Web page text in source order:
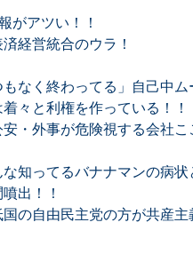
がアツい！！
経営統合のウラ！
なく終わってる」自己中ム
々と利権を作っている！！
・外事が危険視する会社
知ってるバナナマンの病状
出！！
の自由民主党の方が共産主